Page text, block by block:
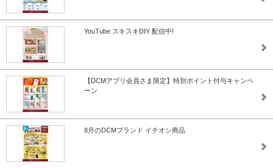
YouTube スキスキDIY 配信中!
【DCMアプリ会員さま限定】特別ポイント付与キャンペ
ーン
8月のDCMブランド イチオシ商品